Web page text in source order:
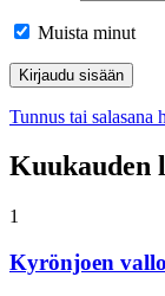
Muista minut
Tunnus tai salasana
Kuukauden
1
Kyrönjoen